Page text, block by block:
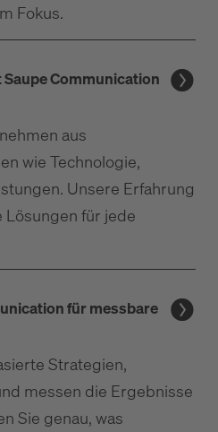
Fokus.
Communication
aus
wie Technologie,
Unsere Erfahrung
für jede
für messbare
Strategien,
messen die Ergebnisse
Sie genau, was